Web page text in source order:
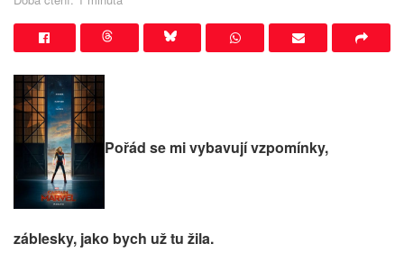
Pořád se mi vybavují vzpomínky,
záblesky, jako bych už tu žila.